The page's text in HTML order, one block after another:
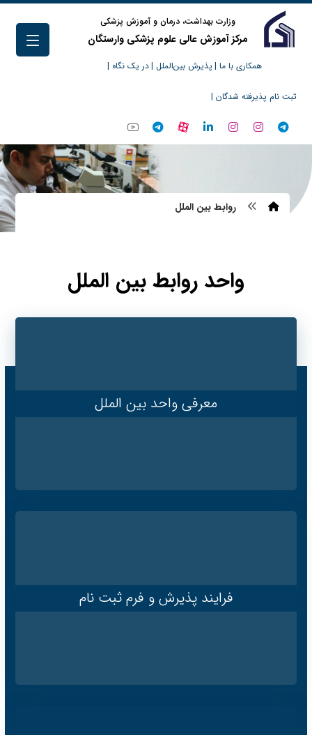
وزارت بهداشت، درمان و آموزش پزشکی
مرکز آموزش عالی علوم پزشکی وارستگان
همکاری با ما | پذیرش بین‌الملل |در یک نگاه |
ثبت نام پذیرفته شدگان |
روابط بین الملل
واحد روابط بین الملل
معرفی واحد بین الملل
فرایند پذیرش و فرم ثبت نام